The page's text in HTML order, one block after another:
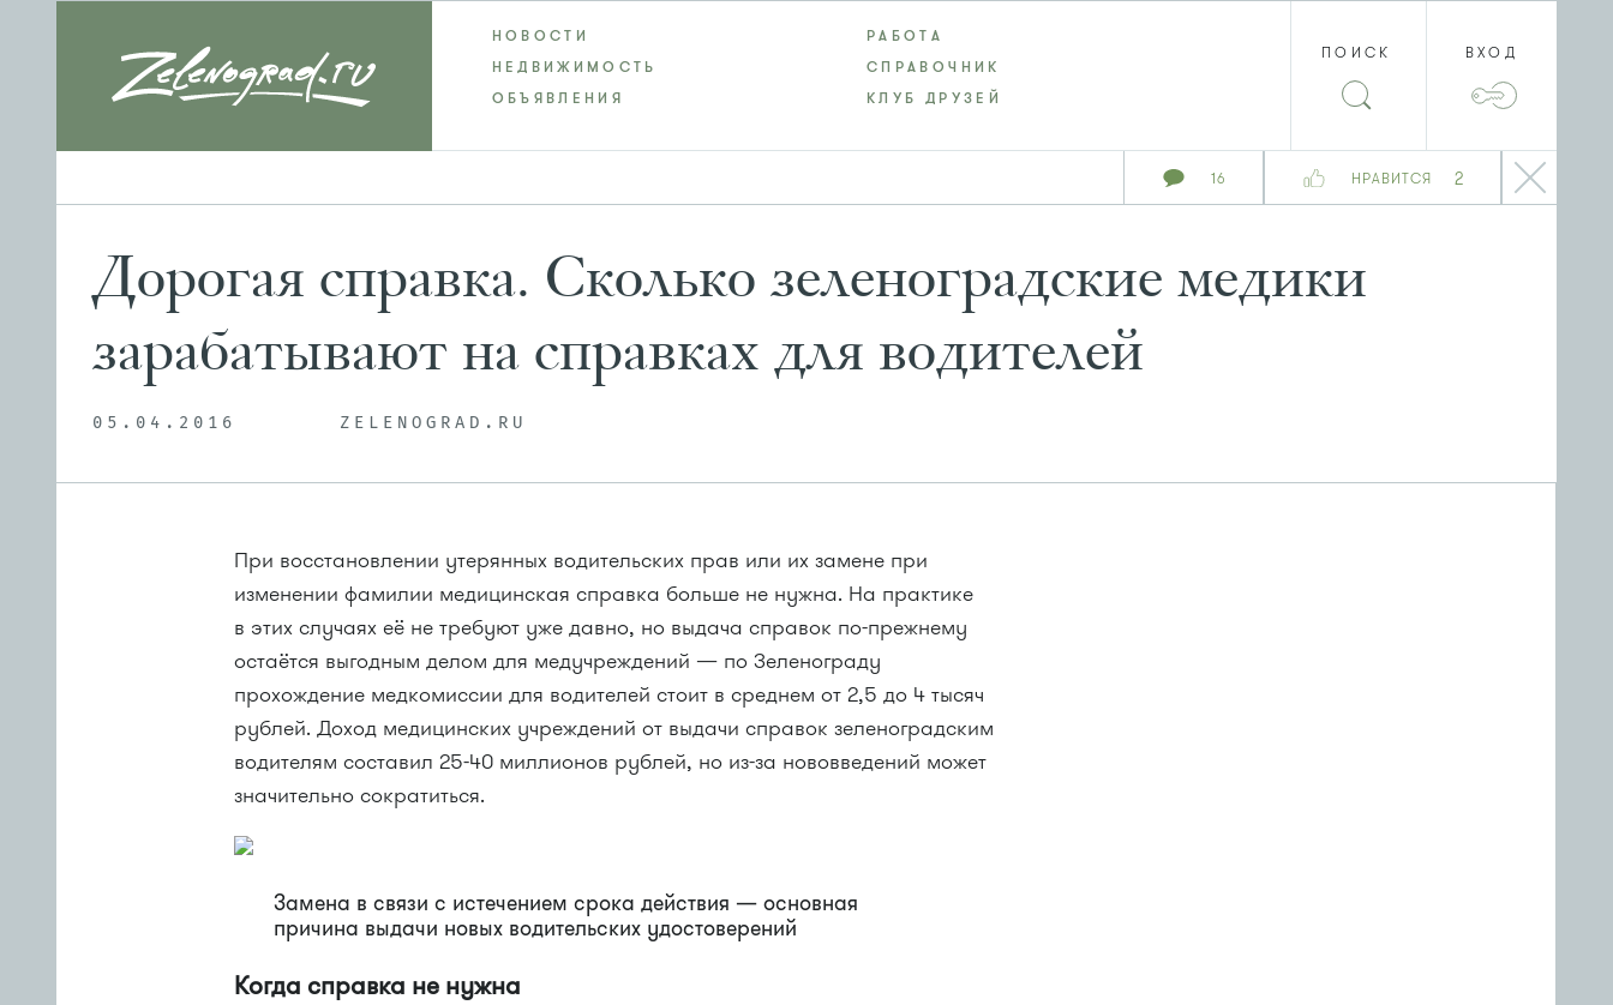
16 НРАВИТСЯ 2
НОВОСТИ
РАБОТА
НЕДВИЖИМОСТЬ
СПРАВОЧНИК
ОБЪЯВЛЕНИЯ
КЛУБ ДРУЗЕЙ
ПОИСК ВХОД
Дорогая справка. Сколько зеленоградские медики
зарабатывают на справках для водителей
05.04.2016 ZELENOGRAD.RU
При восстановлении утерянных водительских прав или их замене при
изменении фамилии медицинская справка больше не нужна. На практике
в этих случаях её не требуют уже давно, но выдача справок по-прежнему
остаётся выгодным делом для медучреждений — по Зеленограду
прохождение медкомиссии для водителей стоит в среднем от 2,5 до 4 тысяч
рублей. Доход медицинских учреждений от выдачи справок зеленоградским
водителям составил 25-40 миллионов рублей, но из-за нововведений может
значительно сократиться.
Замена в связи с истечением срока действия — основная
причина выдачи новых водительских удостоверений
Когда справка не нужна